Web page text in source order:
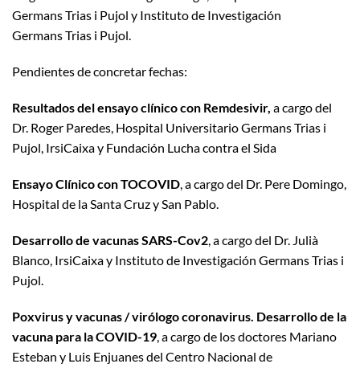
Germans Trias i Pujol y Instituto de Investigación
Germans Trias i Pujol.
Pendientes de concretar fechas:
Resultados del ensayo clínico con Remdesivir, a cargo del
Dr. Roger Paredes, Hospital Universitario Germans Trias i
Pujol, IrsiCaixa y Fundación Lucha contra el Sida
Ensayo Clínico con TOCOVID, a cargo del Dr. Pere Domingo,
Hospital de la Santa Cruz y San Pablo.
Desarrollo de vacunas SARS-Cov2, a cargo del Dr. Julià
Blanco, IrsiCaixa y Instituto de Investigación Germans Trias i
Pujol.
Poxvirus y vacunas / virólogo coronavirus. Desarrollo de la
vacuna para la COVID-19, a cargo de los doctores Mariano
Esteban y Luis Enjuanes del Centro Nacional de